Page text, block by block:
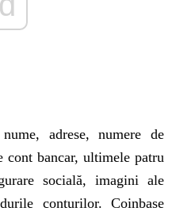
adrese, numere de
cont bancar, ultimele patru
socială, imagini ale
conturilor. Coinbase